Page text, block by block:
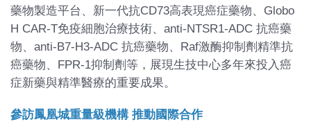
藥物製造平台、新一代抗CD73高表現癌症藥物、Globo
H CAR-T免疫細胞治療技術、anti-NTSR1-ADC 抗癌藥
物、anti-B7-H3-ADC 抗癌藥物、Raf激酶抑制劑精準抗
癌藥物、FPR-1抑制劑等，展現生技中心多年來投入癌
症新藥與精準醫療的重要成果。
參訪鳳凰城重量級機構 推動國際合作